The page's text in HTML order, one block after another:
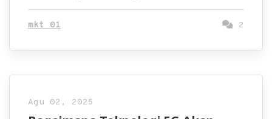
mkt 01 2
Agu 02, 2025